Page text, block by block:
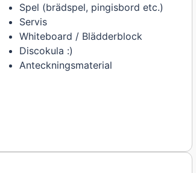
Spel (brädspel, pingisbord etc.)
Servis
Whiteboard / Blädderblock
Discokula :)
Anteckningsmaterial